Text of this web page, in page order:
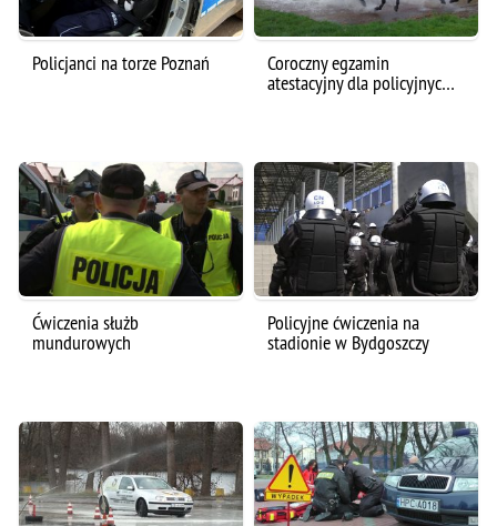
Policjanci na torze Poznań Coroczny egzamin
atestacyjny dla policyjnyc…
Ćwiczenia służb
mundurowych
Policyjne ćwiczenia na
stadionie w Bydgoszczy